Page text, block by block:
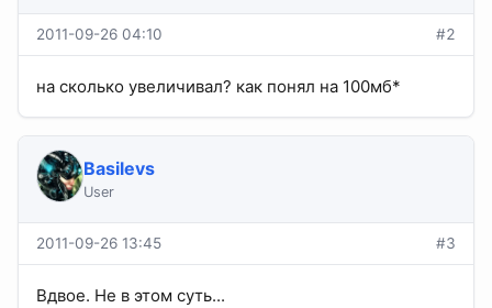
2011-09-26 04:10 #2
на сколько увеличивал? как понял на 100мб*
Basilevs
User
2011-09-26 13:45 #3
Вдвое. Не в этом суть...